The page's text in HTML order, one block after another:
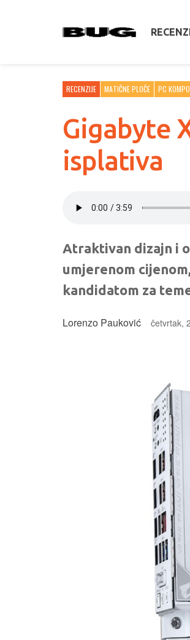
RECENZIJE MATIČNE PLOČE PC
Gigabyte
isplativa
Atraktivan dizajn i
umjerenom
kandidatom za
Lorenzo Pauković četvrtak,